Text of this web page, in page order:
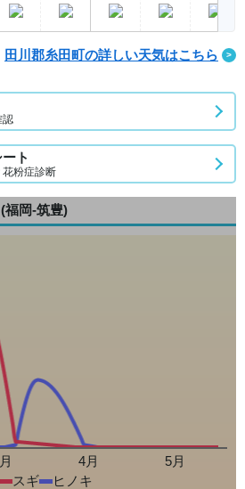
田川郡糸田町の詳しい天気はこちら
認
ト
粉症診断
(福岡-筑豊)
4月
5月
スギ
ヒノキ